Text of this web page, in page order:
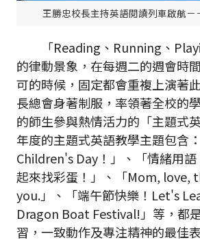
王勝忠校長主持英語閱讀列車啟航－
「Reading、Running、
的律動景象，在每週二的週會時
可的時候，固定都會重複上演著
長總會身著制服，率領著全校的
的師生參與熱情活力的「主題式
年度的主題式英語教學主題包含
Children's Day！」、「情緒用
起來找彩蛋！」、「Mom, love,
you.」、「端午節快樂！Let's
Dragon Boat Festival!」等，都
習，一致動作及專注精神的最佳